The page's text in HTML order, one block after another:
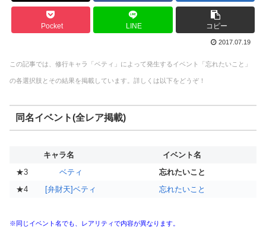
Pocket LINE コピー
2017.07.19
この記事では、修行キャラ「ベティ」によって発生するイベント「忘れたいこと」
の各選択肢とその結果を掲載しています。詳しくは以下をどうぞ！
同名イベント(全レア掲載)
キャラ名
イベント名
★3
ベティ
忘れたいこと
★4
[弁財天]ベティ 忘れたいこと
※同じイベント名でも、レアリティで内容が異なります。